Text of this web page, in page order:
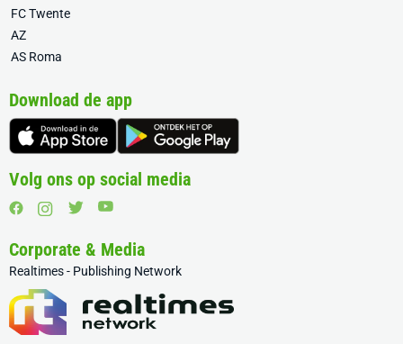
FC Twente
AZ
AS Roma
Download de app
Volg ons op social media
Corporate & Media
Realtimes - Publishing Network